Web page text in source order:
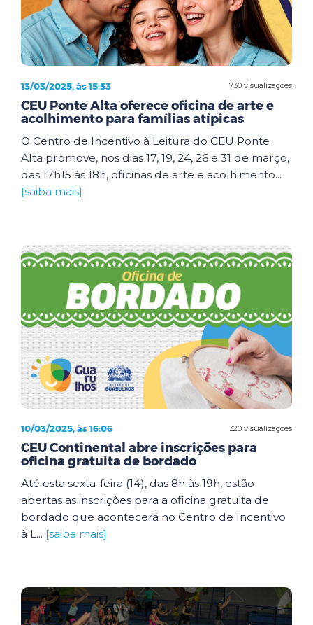
730 visualizações
13/03/2025, às 15:53
CEU Ponte Alta oferece oficina de arte e
acolhimento para famílias atípicas
O Centro de Incentivo à Leitura do CEU Ponte
Alta promove, nos dias 17, 19, 24, 26 e 31 de março,
das 17h15 às 18h, oficinas de arte e acolhimento...
[saiba mais]
320 visualizações
10/03/2025, às 16:06
CEU Continental abre inscrições para
oficina gratuita de bordado
Até esta sexta-feira (14), das 8h às 19h, estão
abertas as inscrições para a oficina gratuita de
bordado que acontecerá no Centro de Incentivo
à L... [saiba mais]